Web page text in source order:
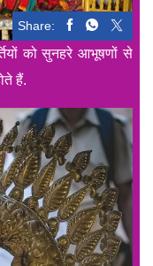
Share:
को सुनहरे आभूषणों से
हैं.